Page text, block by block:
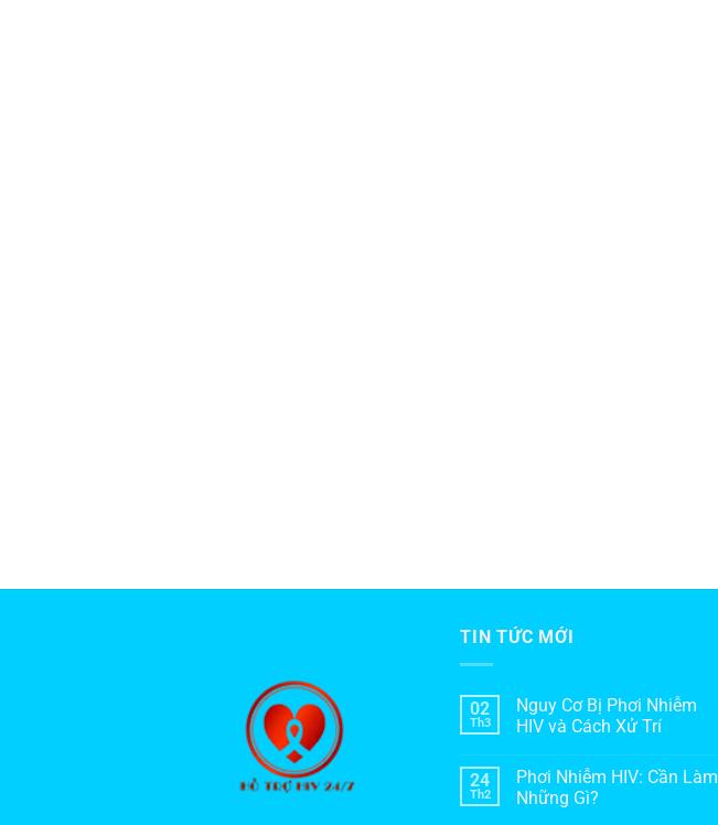
TIN TỨC MỚI
02
Th3
Nguy Cơ Bị Phơi Nhiễm
HIV và Cách Xử Trí
24
Th2
Phơi Nhiễm HIV: Cần Làm
Những Gì?